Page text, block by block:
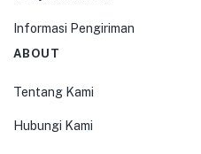
Informasi Pengiriman
ABOUT
Tentang Kami
Hubungi Kami